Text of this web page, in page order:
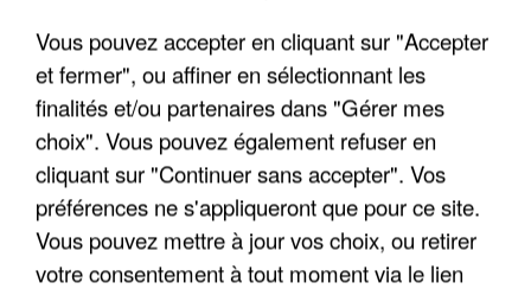
UNE TOURISTE DE L’OISE EMPORTÉE PAR UNE
COULÉE DE BOUE EN HAUTE-SAVOIE
Vous pouvez accepter en cliquant sur "Accepter
et fermer", ou affiner en sélectionnant les
finalités et/ou partenaires dans "Gérer mes
choix". Vous pouvez également refuser en
cliquant sur "Continuer sans accepter". Vos
préférences ne s'appliqueront que pour ce site.
Vous pouvez mettre à jour vos choix, ou retirer
votre consentement à tout moment via le lien